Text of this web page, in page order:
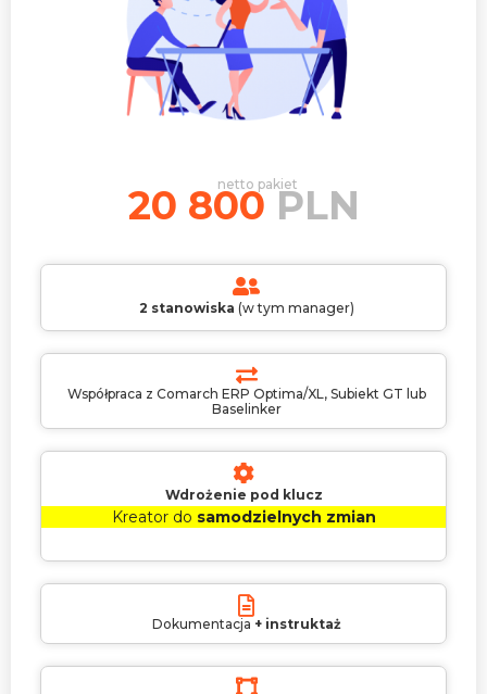
netto pakiet
20 800 PLN
2 stanowiska (w tym manager)
Współpraca z Comarch ERP Optima/XL, Subiekt GT lub
Baselinker
Wdrożenie pod klucz
Kreator do samodzielnych zmian
Dokumentacja + instruktaż